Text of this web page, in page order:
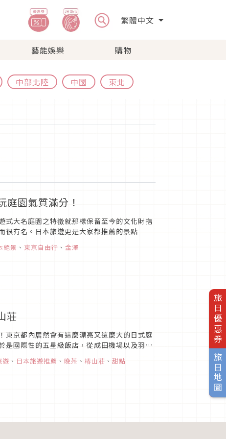
繁體中文
藝能娛樂 購物
中部北陸 中國 東北
旅日優惠券
旅日地圖
庭園氣質滿分！
式大名庭園之特徴就那樣保留至今的文化財指
很有名。日本旅遊更是大家都推薦的景點
絕景 、 東京自由行 、 金澤
荘
東京都內居然會有這麼漂亮又這麼大的日式庭
是國際性的五星級飯店，從成田機場以及羽田
所提供的餐點，也是非常的美...
遊 、 日本旅遊推薦 、 晚茶 、 椿山荘 、 甜點